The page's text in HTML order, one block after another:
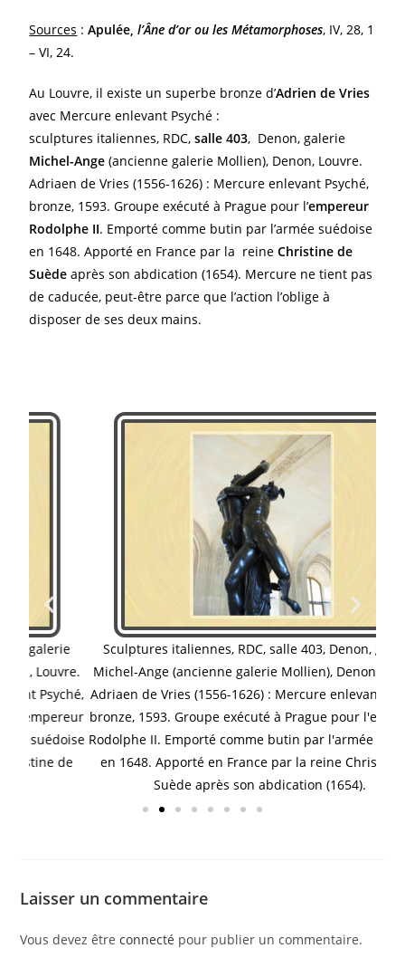
Sources :Apulée, l’Âne d’or ou les Métamorphoses, IV, 28, 1
– VI, 24.
Au Louvre, il existe un superbe bronze d’Adrien de Vries
avec Mercure enlevant Psyché :
sculptures italiennes, RDC,salle 403, Denon, galerie
Michel-Ange (ancienne galerie Mollien), Denon, Louvre.
Adriaen de Vries (1556-1626) : Mercure enlevant Psyché,
bronze, 1593. Groupe exécuté à Prague pour l’empereur
Rodolphe II. Emporté comme butin par l’armée suédoise
en 1648. Apporté en France par la reineChristine de
Suède après son abdication (1654). Mercure ne tient pas
de caducée, peut-être parce que l’action l’oblige à
disposer de ses deux mains.
Sculptures italiennes, RDC, salle 403, Denon, galerie
Michel-Ange (ancienne galerie Mollien), Denon, Louvre.
Adriaen de Vries (1556-1626) : Mercure enlevant Psyché,
bronze, 1593. Groupe exécuté à Prague pour l'empereur
Rodolphe II. Emporté comme butin par l'armée suédoise
en 1648. Apporté en France par la reine Christine de
Suède après son abdication (1654).
Laisser un commentaire
Vous devez êtreconnecté pour publier un commentaire.